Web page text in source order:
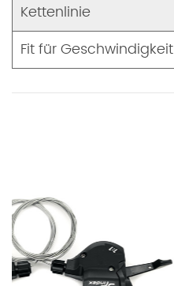
Kettenlinie
Fit für Geschwindigkeit